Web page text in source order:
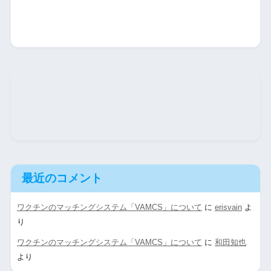
最近のコメント
ワクチンのマッチングシステム「VAMCS」について に erisvainよ
り
ワクチンのマッチングシステム「VAMCS」について に 和田知也
より